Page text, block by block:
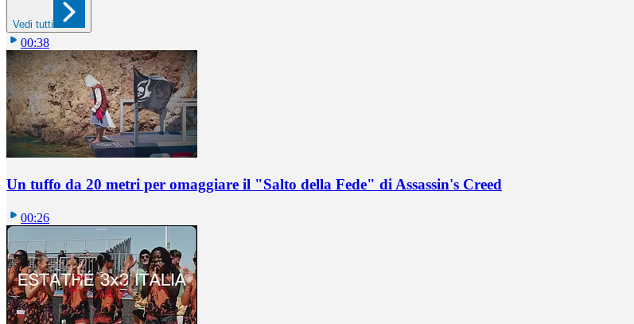
Vedi tutti
00:38
Un tuffo da 20 metri per omaggiare il "Salto della Fede" di Assassin's Creed
00:26